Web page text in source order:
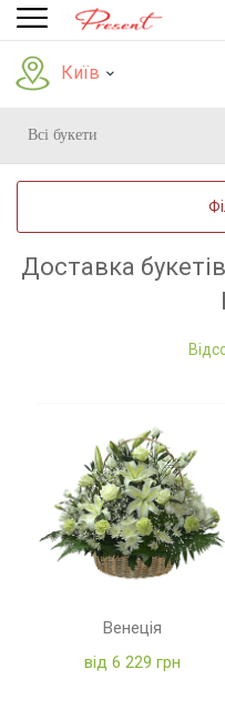
Київ
Всі букети
Доставка
Венеція
від 6 229 грн